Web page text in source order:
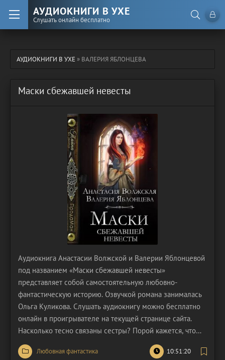
АУДИОКНИГИ В УХЕ
Слушать онлайн бесплатно
АУДИОКНИГИ В УХЕ» ВАЛЕРИЯ ЯБЛОНЦЕВА
Маски сбежавшей невесты
Аудиокнига Анастасии Волжской и Валерии Яблонцевой
под названием «Маски сбежавшей невесты»
представляет собой самостоятельную любовно-
фантастическую историю. Озвучкой романа занималась
Ольга Куликова. Слушать аудиокнигу можно бесплатно
онлайн в проигрывателе на текущей странице сайта.
Насколько тесно связаны сестры? Порой кажется, что
они – отражение друг друга, способны предвидеть шаги
и ощущать грядущую опасность. Но почему же Эверли и
Любовная фантастика 10:51:20